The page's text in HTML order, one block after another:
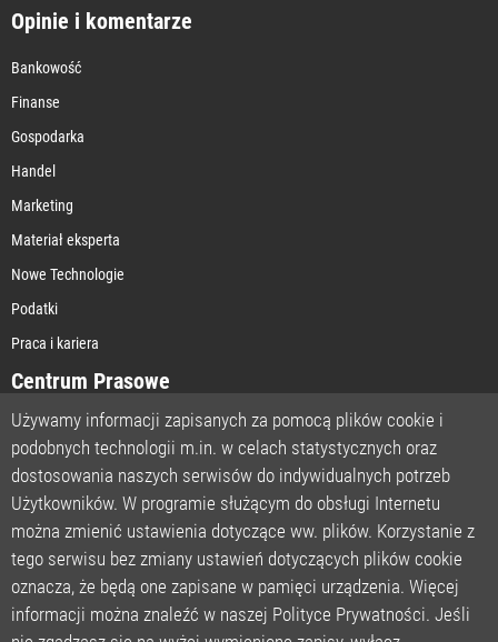
Opinie i komentarze
Bankowość
Finanse
Gospodarka
Handel
Marketing
Materiał eksperta
Nowe Technologie
Podatki
Praca i kariera
Centrum Prasowe
STRONA GŁÓWNA
O NAS
POLITYKA PRYWATNOŚCI
REGULAMIN
LICENCJA
REJESTRACJA
Używamy informacji zapisanych za pomocą plików cookie i
podobnych technologii m.in. w celach statystycznych oraz
dostosowania naszych serwisów do indywidualnych potrzeb
Użytkowników. W programie służącym do obsługi Internetu
można zmienić ustawienia dotyczące ww. plików. Korzystanie z
tego serwisu bez zmiany ustawień dotyczących plików cookie
oznacza, że będą one zapisane w pamięci urządzenia. Więcej
informacji można znaleźć w naszej Polityce Prywatności. Jeśli